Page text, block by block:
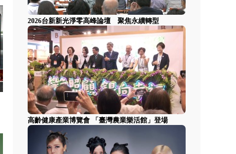
2026台新新光淨零高峰論壇 聚焦永續轉型
高齡健康產業博覽會 「臺灣農業樂活館」登場